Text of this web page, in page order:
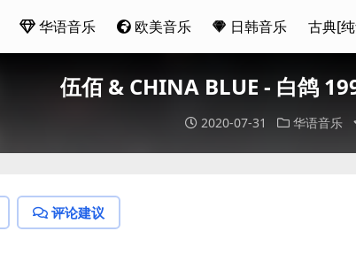
华语音乐 欧美音乐 日韩音乐 古典[
伍佰 & CHINA BLUE - 白鸽
2020-07-31 华语音乐
评论建议